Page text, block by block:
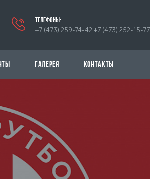
телефоны:
+7 (473) 259-74-42 +7 (473) 252-15-77
ГАЛЕРЕЯ КОНТАКТЫ